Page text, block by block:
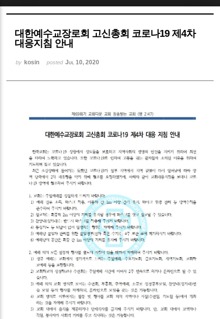
대한예수교장로회 고신총회 코로나19 제4차
대응지침 안내
by kosin posted Jul 10, 2020
Sketchbook5, 스케치북5
Sketchbook5, 스케치북5